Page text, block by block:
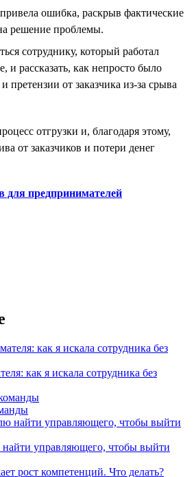
ошибка, раскрыв фактические
решение проблемы.
сотруднику, который работал
и рассказать, как непросто было
претензии от заказчика из-за срыва
отгрузки и, благодаря этому,
от заказчиков и потери денег
для предпринимателей
как я искала сотрудника без
управляющего, чтобы выйти